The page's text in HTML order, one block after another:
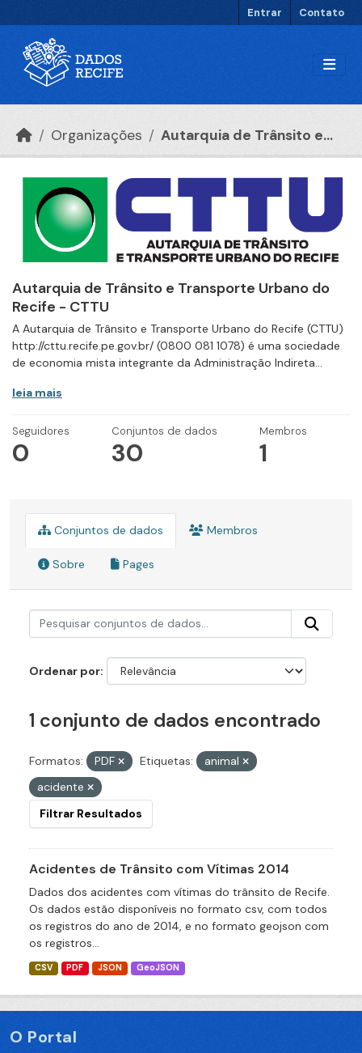
Entrar Contato
Organizações Autarquia de Trânsito e...
Autarquia de Trânsito e Transporte Urbano do
Recife - CTTU
A Autarquia de Trânsito e Transporte Urbano do Recife (CTTU)
http://cttu.recife.pe.gov.br/ (0800 081 1078) é uma sociedade
de economia mista integrante da Administração Indireta...
leia mais
Seguidores
0
Conjuntos de dados
30
Membros
1
Conjuntos de dados Membros
Sobre Pages
Ordenar por
1 conjunto de dados encontrado
Formatos: PDF Etiquetas:
animal
acidente
Filtrar Resultados
Acidentes de Trânsito com Vítimas 2014
Dados dos acidentes com vítimas do trânsito de Recife.
Os dados estão disponíveis no formato csv, com todos
os registros do ano de 2014, e no formato geojson com
os registros...
CSV PDF JSON GeoJSON
O Portal